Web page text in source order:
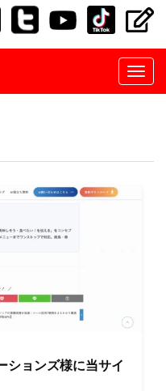
ションズ様に当サイ